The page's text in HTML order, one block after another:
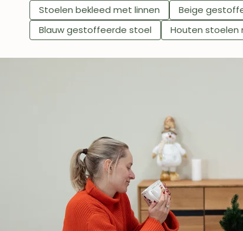
Stoelen bekleed met linnen Beige
Blauw gestoffeerde stoel
Houten stoelen